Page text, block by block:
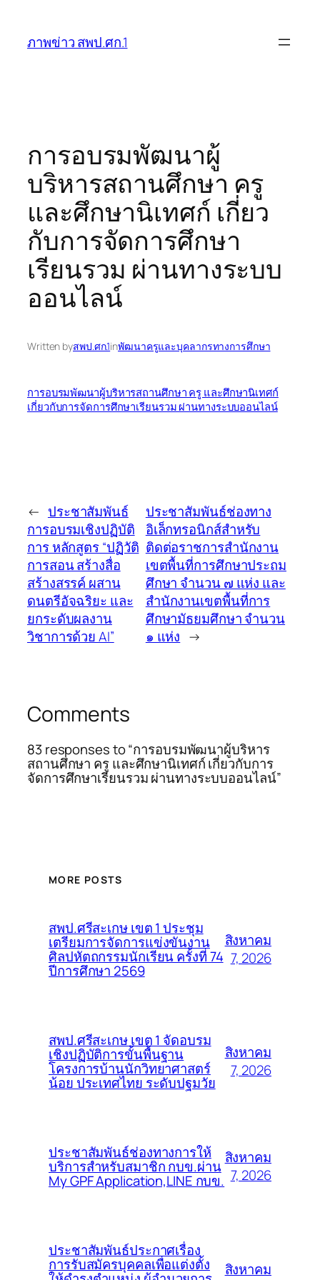
ภาพข่าว สพป.ศก.1
การอบรมพัฒนาผู้
บริหารสถานศึกษา ครู
และศึกษานิเทศก์ เกี่ยว
กับการจัดการศึกษา
เรียนรวม ผ่านทางระบบ
ออนไลน์
Written byสพป.ศก.1inพัฒนาครูและบุคลากรทางการศึกษา
การอบรมพัฒนาผู้บริหารสถานศึกษา ครู และศึกษานิเทศก์
เกี่ยวกับการจัดการศึกษาเรียนรวม ผ่านทางระบบออนไลน์
← ประชาสัมพันธ์
การอบรมเชิงปฏิบัติ
การ หลักสูตร “ปฏิวัติ
การสอน สร้างสื่อ
สร้างสรรค์ ผสาน
ดนตรีอัจฉริยะ และ
ยกระดับผลงาน
วิชาการด้วย AI”
ประชาสัมพันธ์ช่องทาง
อิเล็กทรอนิกส์สำหรับ
ติดต่อราชการสำนักงาน
เขตพื้นที่การศึกษาประถม
ศึกษา จำนวน ๗ แห่ง และ
สำนักงานเขตพื้นที่การ
ศึกษามัธยมศึกษา จำนวน
๑ แห่ง →
Comments
83 responses to “การอบรมพัฒนาผู้บริหาร
สถานศึกษา ครู และศึกษานิเทศก์ เกี่ยวกับการ
จัดการศึกษาเรียนรวม ผ่านทางระบบออนไลน์”
MORE POSTS
สพป.ศรีสะเกษ เขต 1 ประชุม
เตรียมการจัดการแข่งขันงาน
ศิลปหัตถกรรมนักเรียน ครั้งที่ 74
ปีการศึกษา 2569
สิงหาคม
7, 2026
สพป.ศรีสะเกษ เขต 1 จัดอบรม
เชิงปฏิบัติการขั้นพื้นฐาน
โครงการบ้านนักวิทยาศาสตร์
น้อย ประเทศไทย ระดับปฐมวัย
สิงหาคม
7, 2026
ประชาสัมพันธ์ช่องทางการให้
บริการสำหรับสมาชิก กบข.ผ่าน
My GPF Application,LINE กบข.
สิงหาคม
7, 2026
ประชาสัมพันธ์ประกาศเรื่อง
การรับสมัครบุคคลเพื่อแต่งตั้ง
สิงหาคม